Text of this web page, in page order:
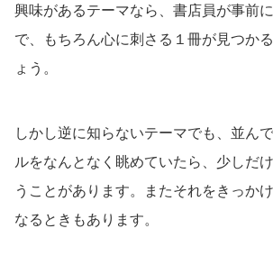
興味があるテーマなら、書店員が事前
で、もちろん心に刺さる１冊が見つか
ょう。
しかし逆に知らないテーマでも、並ん
ルをなんとなく眺めていたら、少しだ
うことがあります。またそれをきっか
なるときもあります。